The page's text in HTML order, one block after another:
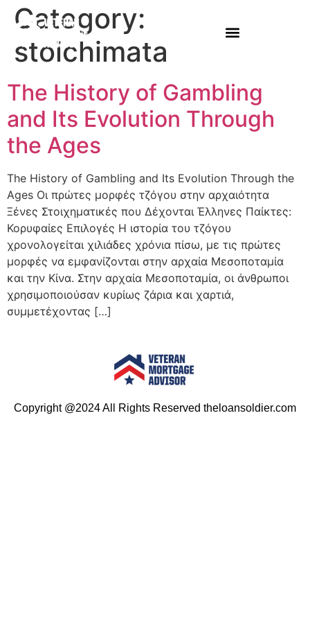
Category:
stoichimata
The History of Gambling
and Its Evolution Through
the Ages
The History of Gambling and Its Evolution Through the
Ages Οι πρώτες μορφές τζόγου στην αρχαιότητα
Ξένες Στοιχηματικές που Δέχονται Έλληνες Παίκτες:
Κορυφαίες Επιλογές Η ιστορία του τζόγου
χρονολογείται χιλιάδες χρόνια πίσω, με τις πρώτες
μορφές να εμφανίζονται στην αρχαία Μεσοποταμία
και την Κίνα. Στην αρχαία Μεσοποταμία, οι άνθρωποι
χρησιμοποιούσαν κυρίως ζάρια και χαρτιά,
συμμετέχοντας […]
Copyright @2024 All Rights Reserved theloansoldier.com